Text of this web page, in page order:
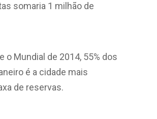
somaria 1 milhão de
Mundial de 2014, 55% dos
é a cidade mais
de reservas.